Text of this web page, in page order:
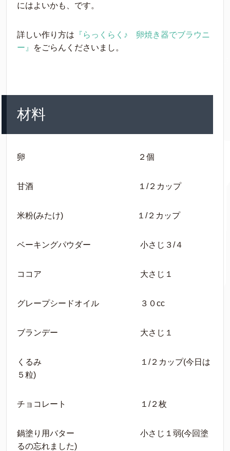
にはよいかも、です。
詳しい作り方は 『らっくらく♪ 卵焼き器でブラウニ
ー』
をごらんくださいまし。
材料
卵 ２個
甘酒 １/２カップ
米粉(みたけ) １/２カップ
ベーキングパウダー 小さじ３/４
ココア 大さじ１
グレープシードオイル ３０cc
ブランデー 大さじ１
くるみ １/２カップ(今日は
５粒)
チョコレート １/２枚
鍋塗り用バター 小さじ１弱(今回塗
るの忘れました)